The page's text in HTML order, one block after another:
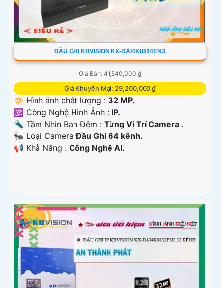
ĐẦU GHI KBVISION KX-DAI4K8864EN3
Giá Bán: 41,540,000 ₫
Giá Khuyến Mại: 29,200,000 ₫
🔅 Hình ảnh chất lượng : 32 MP.
🕉️ Công Nghệ Hình Ảnh : IP.
🔦 Tầm Nhìn Ban Đêm : Từng Vị Trí Camera .
🐜 Loại CameraĐầu Ghi 64 kênh.
️📢 Khả Năng : Công Nghệ AI.